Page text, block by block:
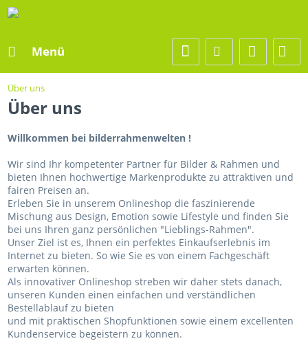
Menü
Über uns
Über uns
Willkommen bei bilderrahmenwelten !
Wir sind Ihr kompetenter Partner für Bilder & Rahmen und
bieten Ihnen hochwertige Markenprodukte zu attraktiven und
fairen Preisen an.
Erleben Sie in unserem Onlineshop die faszinierende
Mischung aus Design, Emotion sowie Lifestyle und finden Sie
bei uns Ihren ganz persönlichen "Lieblings-Rahmen".
Unser Ziel ist es, Ihnen ein perfektes Einkaufserlebnis im
Internet zu bieten. So wie Sie es von einem Fachgeschäft
erwarten können.
Als innovativer Onlineshop streben wir daher stets danach,
unseren Kunden einen einfachen und verständlichen
Bestellablauf zu bieten
und mit praktischen Shopfunktionen sowie einem excellenten
Kundenservice begeistern zu können.